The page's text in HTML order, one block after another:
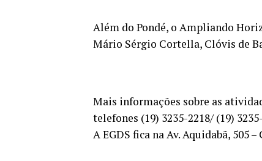
Além do Pondé, o Ampliando
Mário Sérgio Cortella, Clóvis de
Mais informações sobre as
telefones (19) 3235-2218/ (19)
A EGDS fica na Av. Aquidabã, 505 –